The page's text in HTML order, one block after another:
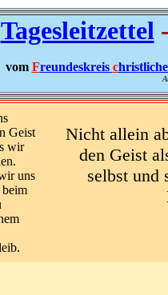
Tagesleitzettel
vom Freundeskreis c
Nicht allein
den Geist
selbst und